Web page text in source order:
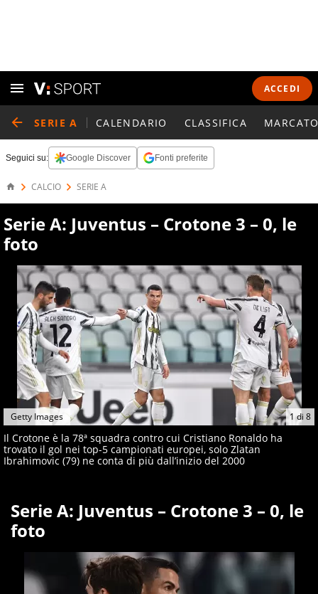
ACCEDI
SERIE A CALENDARIO CLASSIFICA
Seguici su: Google Discover Fonti preferite
CALCIO SERIE A
Serie A: Juventus – Crotone 3 – 0, le
foto
1di 8
Getty Images
Il Crotone è la 78ª squadra contro cui Cristiano Ronaldo ha
trovato il gol nei top-5 campionati europei, solo Zlatan
Ibrahimovic (79) ne conta di più dall’inizio del 2000
Serie A: Juventus – Crotone 3 – 0, le
foto